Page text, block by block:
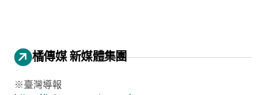
橘傳媒 新媒體集團
※臺灣導報